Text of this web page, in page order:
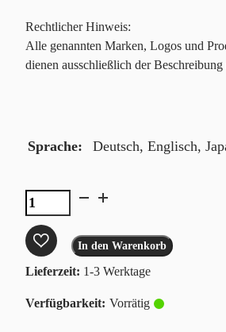
Rechtlicher Hinweis:
Alle genannten Marken, Logos und
dienen ausschließlich der
Sprache Deutsch, Englisch,
The
Selection
Graded
Card
Pokemon
In den Warenkorb
Lieferzeit: 1-3 Werktage
Vorrätig